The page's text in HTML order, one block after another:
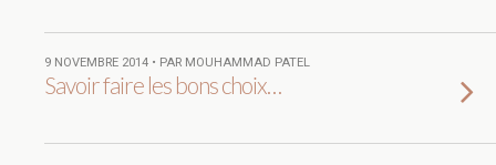
9 NOVEMBRE 2014 • PAR MOUHAMMAD PATEL
Savoir faire les bons choix…